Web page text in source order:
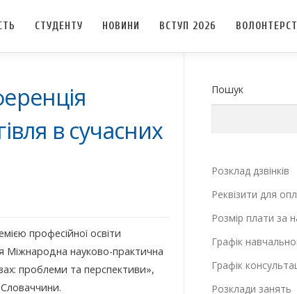
СТУДЕНТУ НОВИНИ ВСТУП 2026
в сучасних
професійної освіти
Міжнародна науково-практична
проблеми та перспективи»,
Словаччини.
Пошук
Розклад дзвінків
Реквізити для
Розмір плати за
Графік
Графік
Розклади занять